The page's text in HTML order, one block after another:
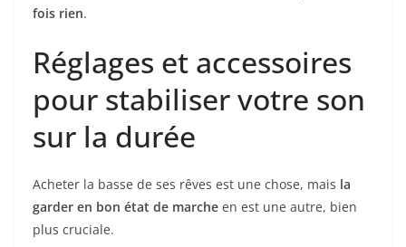
fois rien.
Réglages et accessoires
pour stabiliser votre son
sur la durée
Acheter la basse de ses rêves est une chose, mais la
garder en bon état de marche en est une autre, bien
plus cruciale.